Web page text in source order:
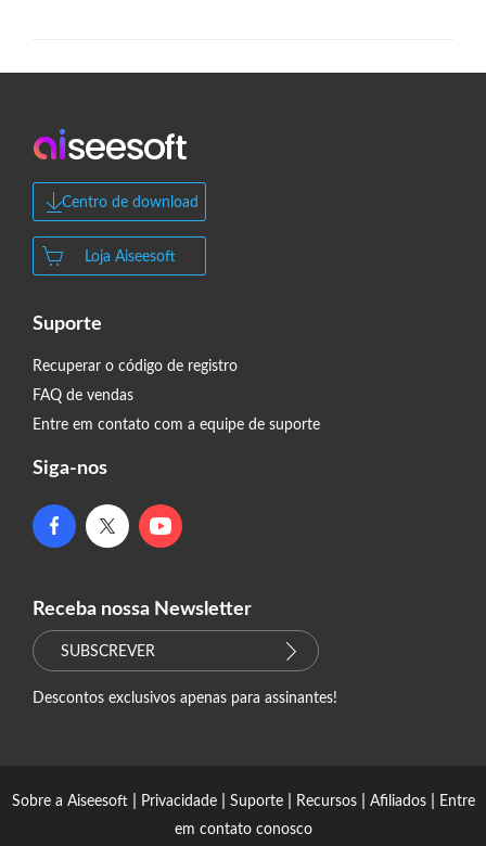
Centro de download
Loja Aiseesoft
Suporte
Recuperar o código de registro
FAQ de vendas
Entre em contato com a equipe de suporte
Siga-nos
Receba nossa Newsletter
SUBSCREVER
Descontos exclusivos apenas para assinantes!
Sobre a Aiseesoft| Privacidade| Suporte| Recursos| Afiliados|
Entre
em contato conosco